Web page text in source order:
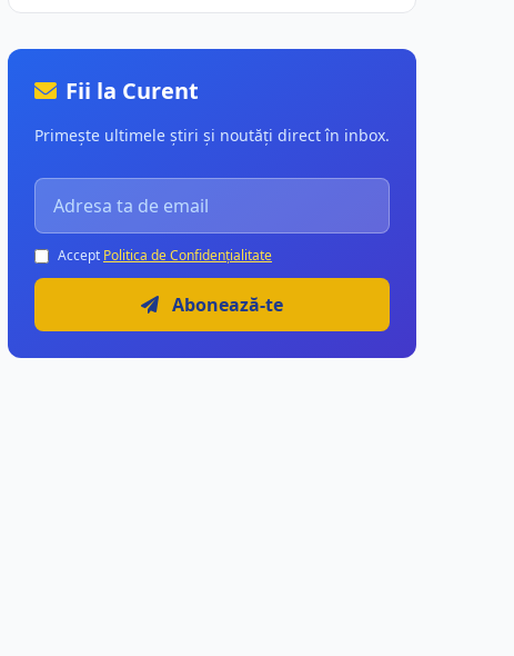
Fii la Curent
Primește ultimele știri și noutăți direct în inbox.
Accept Politica de Confidențialitate
Abonează-te